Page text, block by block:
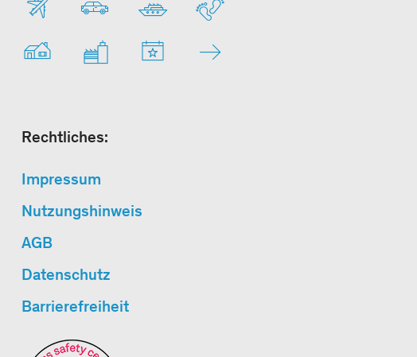
Rechtliches:
Impressum
Nutzungshinweis
AGB
Datenschutz
Barrierefreiheit